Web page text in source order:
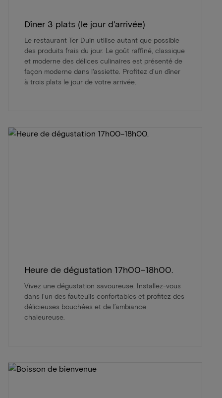
Dîner 3 plats (le jour d'arrivée)
Le restaurant Ter Duin utilise autant que possible
des produits frais du jour. Le goût raffiné, classique
et moderne des délices culinaires est présenté de
façon moderne dans l'assiette. Profitez d'un dîner
à trois plats le jour de votre arrivée.
Heure de dégustation 17h00–18h00.
Vivez une dégustation savoureuse. Installez-vous
dans l’un des fauteuils confortables et profitez des
délicieuses bouchées et de l’ambiance
chaleureuse.